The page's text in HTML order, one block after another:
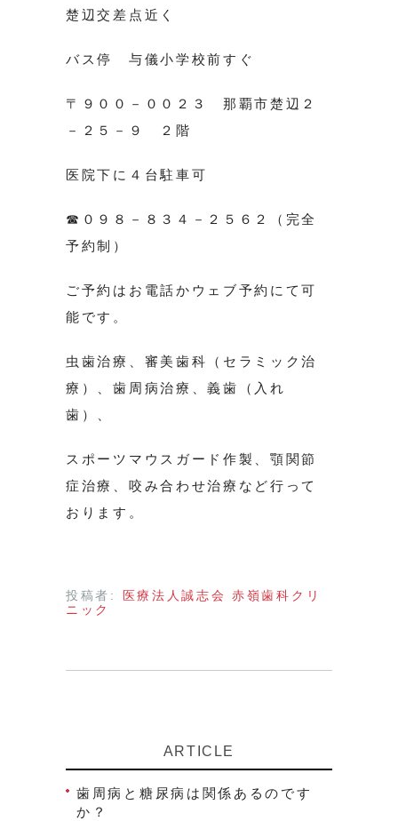
楚辺交差点近く
バス停 与儀小学校前すぐ
〒９００－００２３ 那覇市楚辺２
－２５－９ ２階
医院下に４台駐車可
☎０９８－８３４－２５６２（完全
予約制）
ご予約はお電話かウェブ予約にて可
能です。
虫歯治療、審美歯科（セラミック治
療）、歯周病治療、義歯（入れ
歯）、
スポーツマウスガード作製、顎関節
症治療、咬み合わせ治療など行って
おります。
投稿者:
医療法人誠志会 赤嶺歯科クリ
ニック
ARTICLE
歯周病と糖尿病は関係あるのです
か？